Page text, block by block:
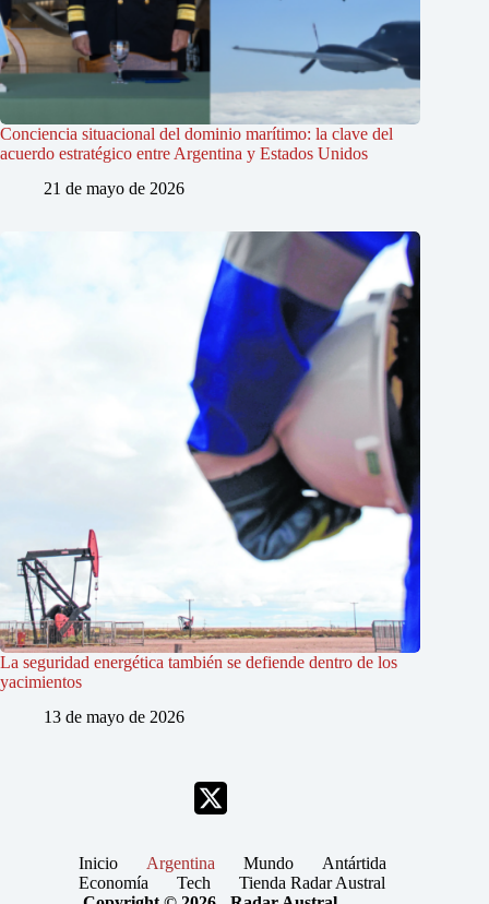
Conciencia situacional del dominio marítimo: la clave del
acuerdo estratégico entre Argentina y Estados Unidos
21 de mayo de 2026
La seguridad energética también se defiende dentro de los
yacimientos
13 de mayo de 2026
Inicio Argentina Mundo
Antártida
Economía
Tech
Tienda Radar Austral